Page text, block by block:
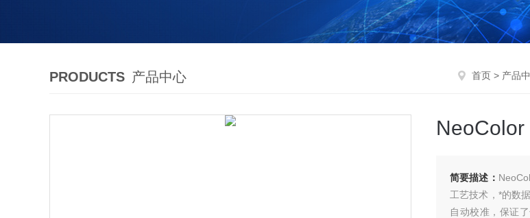
PRODUCTS 产品中心 首页 > 产品
简要描述：
工艺技术，*的数
自动校准，保证